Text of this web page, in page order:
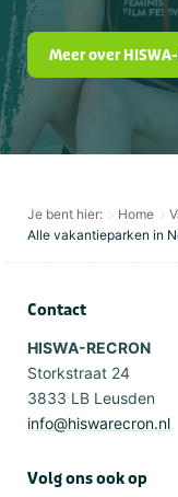
Meer over
Je bent hier: Home
Alle vakantieparken in
Contact
HISWA-RECRON
Storkstraat 24
3833 LB Leusden
info@hiswarecron.nl
Volg ons ook op